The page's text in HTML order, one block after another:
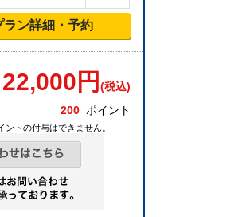
ラン詳細・予約
22,000 円 (税込)
200 ポイント
トの付与はできません。